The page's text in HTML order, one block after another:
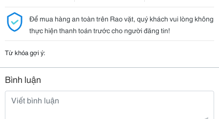
Để mua hàng an toàn trên Rao vặt, quý khách vui lòng không
thực hiện thanh toán trước cho người đăng tin!
Từ khóa gợi ý:
Bình luận